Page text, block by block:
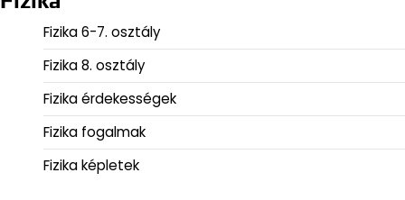
Fizika 6-7. osztály
Fizika 8. osztály
Fizika érdekességek
Fizika fogalmak
Fizika képletek